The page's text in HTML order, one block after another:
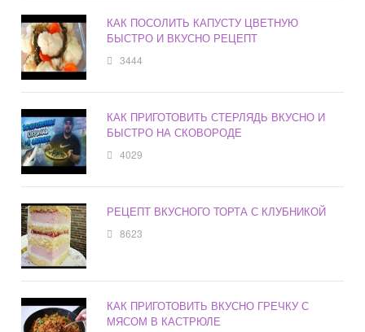
КАК ПОСОЛИТЬ КАПУСТУ ЦВЕТНУЮ
БЫСТРО И ВКУСНО РЕЦЕПТ
3444
КАК ПРИГОТОВИТЬ СТЕРЛЯДЬ ВКУСНО И
БЫСТРО НА СКОВОРОДЕ
4029
РЕЦЕПТ ВКУСНОГО ТОРТА С КЛУБНИКОЙ
8623
КАК ПРИГОТОВИТЬ ВКУСНО ГРЕЧКУ С
МЯСОМ В КАСТРЮЛЕ